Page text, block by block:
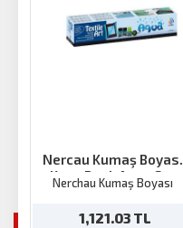
Nercau Kumaş Boyası
Koyu Renk Aqua Set
6x59ml
Nerchau Kumaş Boyası
1,121.03 TL